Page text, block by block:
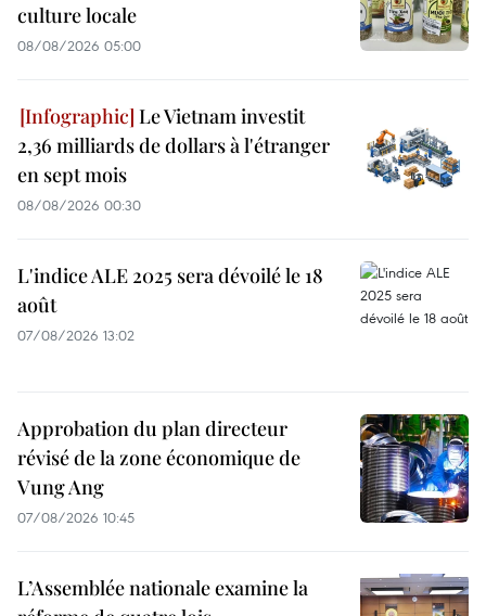
culture locale
08/08/2026 05:00
Le Vietnam investit
2,36 milliards de dollars à l'étranger
en sept mois
08/08/2026 00:30
L'indice ALE 2025 sera dévoilé le 18
août
07/08/2026 13:02
Approbation du plan directeur
révisé de la zone économique de
Vung Ang
07/08/2026 10:45
L’Assemblée nationale examine la